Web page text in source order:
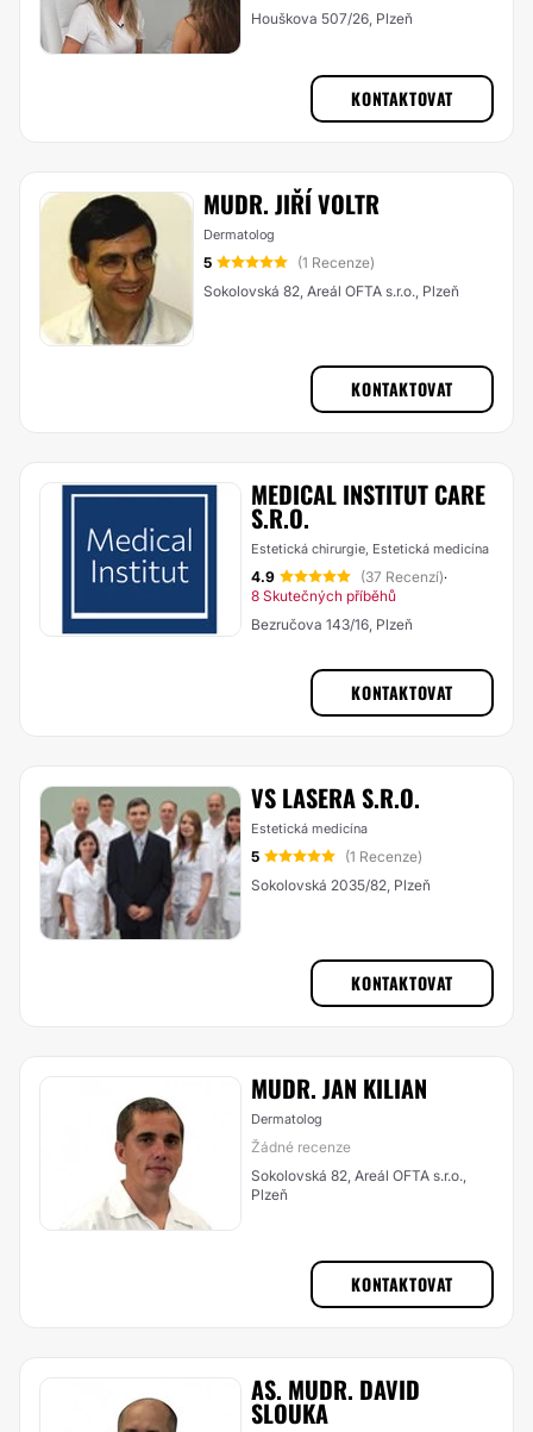
Houškova 507/26, Plzeň
KONTAKTOVAT
MUDR. JIŘÍ VOLTR
Dermatolog
5
(1 Recenze)
Sokolovská 82, Areál OFTA s.r.o., Plzeň
KONTAKTOVAT
MEDICAL INSTITUT CARE
S.R.O.
Estetická chirurgie, Estetická medicína
4.9 (37 Recenzí)·
8 Skutečných příběhů
Bezručova 143/16, Plzeň
KONTAKTOVAT
VS LASERA S.R.O.
Estetická medicína
5
(1 Recenze)
Sokolovská 2035/82, Plzeň
KONTAKTOVAT
MUDR. JAN KILIAN
Dermatolog
Žádné recenze
Sokolovská 82, Areál OFTA s.r.o.,
Plzeň
KONTAKTOVAT
AS. MUDR. DAVID
SLOUKA